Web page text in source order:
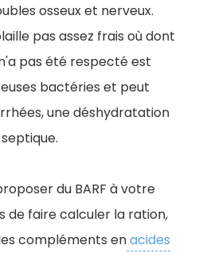
osseux et nerveux.
pas assez frais où dont
pas été respecté est
bactéries et peut
une déshydratation
du BARF à votre
de faire calculer la ration,
compléments enacides